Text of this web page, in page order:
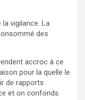
vigilance. La
des
accroc à ce
pour la quelle le
de rapports
et on confonds